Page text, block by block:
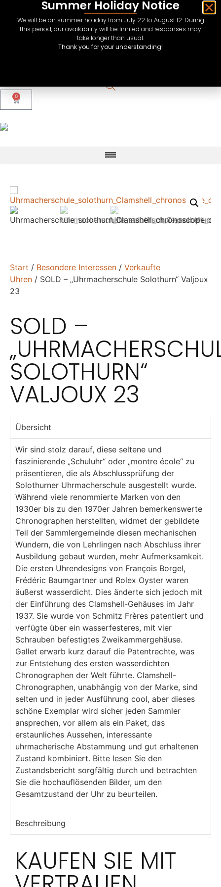
GBP
0
Start / Besondere Interessen / Verkaufte
Uhren / SOLD – „Uhrmacherschule Solothurn“ Valjoux
23
SOLD –
SOLOTHURN“
VALJOUX 23
Übersicht
Wir sind stolz darauf, diese seltene und
faszinierende „Schuluhr“ oder „montre école“ zu
präsentieren, die als Abschlussprüfung der
Solothurner Uhrmacherschule ausgestellt wurde.
Während viele renommierte Marken von den
1930er bis zu den 1970er Jahren bemerkenswerte
Chronographen herstellten, widmet der gebildete
Teil der Sammlergemeinde diesen mechanischen
Wundern, die von Lehrlingen nach Abschluss ihrer
Ausbildung gebaut wurden, mehr Aufmerksamkeit.
Die ersten Uhrendesigns von François Borgel,
Frédéric Baumgartner und Rolex Oyster waren
äußerst wasserdicht. Dies änderte sich jedoch mit
der Einführung des Clamshell-Gehäuses im Jahr
1937. Sie wurde von Schmitz Frères patentiert und
verfügte über ein wasserfesteres, mit vier
Schrauben befestigtes Zweikammergehäuse.
Gallet erwarb kurz darauf die Patentrechte, was
zur Entstehung des ersten wasserdichten
Chronographen der Welt führte. Clamshell-
Chronographen, unabhängig von der Marke, sind
selten und in jeder Ausführung cool, aber dieses
schöne Exemplar wird sicher jeden Sammler
ansprechen, vor allem als ein Paket, das
erstaunliches Aussehen, interessante
uhrmacherische Abstammung und gut erhaltenen
Zustand kombiniert. Bitte lesen Sie den
Zustandsbericht sorgfältig durch und betrachten
Sie die hochauflösenden Bilder, um den
Gesamtzustand der Uhr zu beurteilen.
Beschreibung
KAUFEN SIE MIT
Summer Holiday Notice
We will be on summer holiday from July 22 to August 12. During
this period, our availability will be limited and responses may
take longer than usual.
Thank you for your understanding!